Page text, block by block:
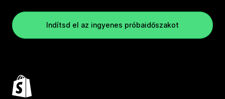
Indítsd el az ingyenes próbaidőszakot